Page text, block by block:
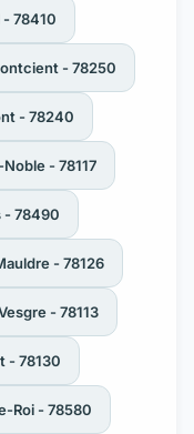
78410
- 78250
- 78240
- 78117
- 78490
- 78126
- 78113
- 78130
Roi - 78580